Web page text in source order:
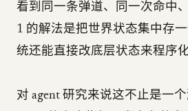
看到同一条弹道、同一次命中
1 的解法是把世界状态集中存
统还能直接改底层状态来程序
对 agent 研究来说这不止是一